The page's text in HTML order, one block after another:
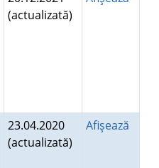
(actualizată)
23.04.2020
(actualizată)
Afişează